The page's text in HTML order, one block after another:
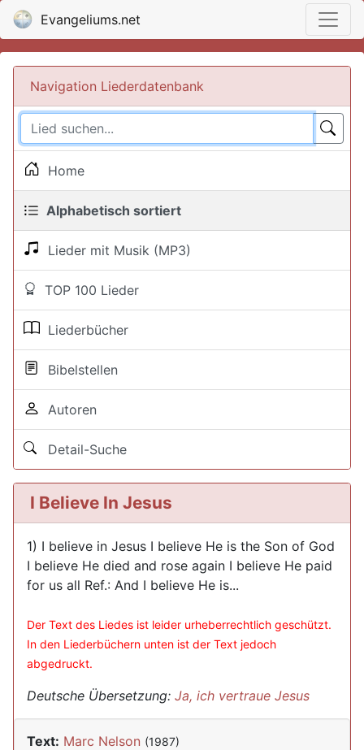
Evangeliums.net
Navigation Liederdatenbank
Home
Alphabetisch sortiert
Lieder mit Musik (MP3)
TOP 100 Lieder
Liederbücher
Bibelstellen
Autoren
Detail-Suche
I Believe In Jesus
1) I believe in Jesus I believe He is the Son of God
I believe He died and rose again I believe He paid
for us all Ref.: And I believe He is...
Der Text des Liedes ist leider urheberrechtlich geschützt.
In den Liederbüchern unten ist der Text jedoch
abgedruckt.
Deutsche Übersetzung: Ja, ich vertraue Jesus
Text: Marc Nelson (1987)